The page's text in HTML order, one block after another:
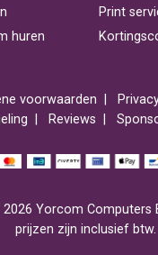
huren
Print
voorwaarden
Reviews
Yorcom Computers
prijzen zijn inclusief btw.